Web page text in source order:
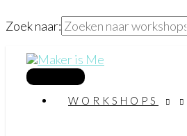
Zoek naar:
naar
hoofdmenu
WORKSHOPS